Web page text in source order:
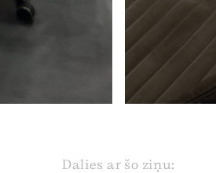
Dalies ar šo ziņu: